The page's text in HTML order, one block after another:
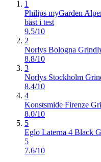
1
Philips myGarden
bäst i test
9.5/10
2
Norlys Bologna
8.8/10
3
Norlys Stockholm
8.4/10
4
Konstsmide Firenze
8.0/10
5
Eglo Laterna 4 Black
5
7.6/10